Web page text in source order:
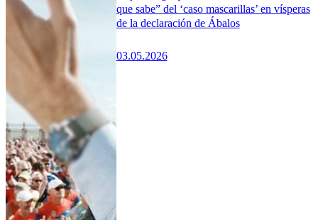
que sabe” del ‘caso mascarillas’ en vísperas
de la declaración de Ábalos
03.05.2026